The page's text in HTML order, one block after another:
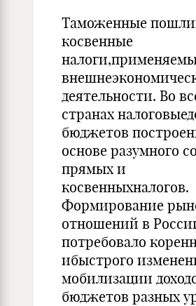
Таможенные
косвенные
деятельности. Во
странах
бюджетов
основе разумного
прямых и
косвенныхналогов.
Формирование
отношений в
потребовало
ибыстрого
мобилизации
бюджетов разных